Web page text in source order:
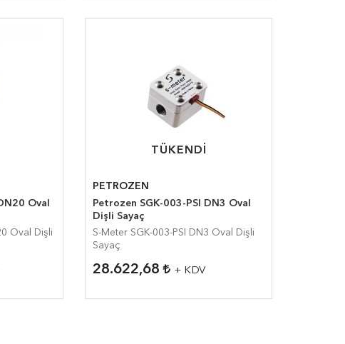
TÜKENDI
TÜKENDI
PETROZEN
Petrozen SGK-003-PSI DN3 Oval
Dişli Sayaç
S-Meter SGK-003-PSI DN3 Oval Dişli
Sayaç
28.622,68 + KDV